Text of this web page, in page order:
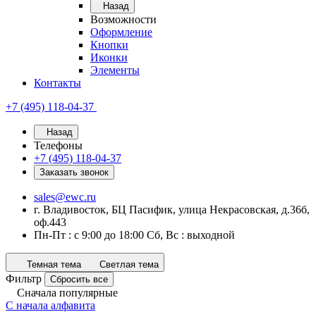
Назад
Возможности
Оформление
Кнопки
Иконки
Элементы
Контакты
+7 (495) 118-04-37
Назад
Телефоны
+7 (495) 118-04-37
Заказать звонок
sales@ewc.ru
г. Владивосток, БЦ Пасифик, улица Некрасовская, д.36б,
оф.443
Пн-Пт : с 9:00 до 18:00 Сб, Вс : выходной
Темная тема Светлая тема
Фильтр Сбросить все
Сначала популярные
С начала алфавита